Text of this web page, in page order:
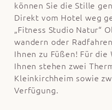
können Sie die Stille
Direkt vom Hotel weg
„Fitness Studio Natur“
wandern oder
Ihnen zu Füßen! Für
Ihnen stehen zwei
Kleinkirchheim sowie
Verfügung.